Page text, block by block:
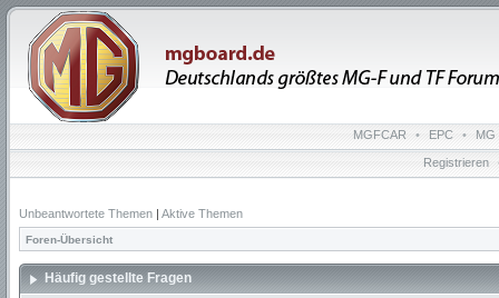
MGFCAR • EPC • MG
Registrieren
Unbeantwortete Themen | Aktive Themen
Foren-Übersicht
Häufig gestellte Fragen